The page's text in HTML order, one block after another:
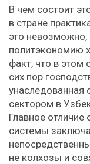
В чем состоит
в стране
это невозможно,
политэкономию
факт, что в этом
сих пор
унаследованная
сектором в
Главное отличие
системы
не колхозы и